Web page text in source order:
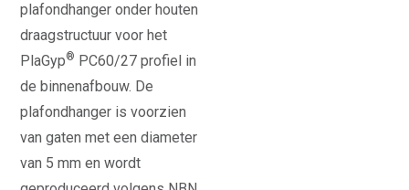
plafondhanger onder houten
draagstructuur voor het
PlaGyp® PC60/27 profiel in
de binnenafbouw. De
plafondhanger is voorzien
van gaten met een diameter
van 5 mm en wordt